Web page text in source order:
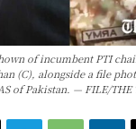
of incumbent PTI
(C), alongside a file
of Pakistan. — FILE/THE